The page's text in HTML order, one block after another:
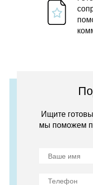
Ищите
мы поможем